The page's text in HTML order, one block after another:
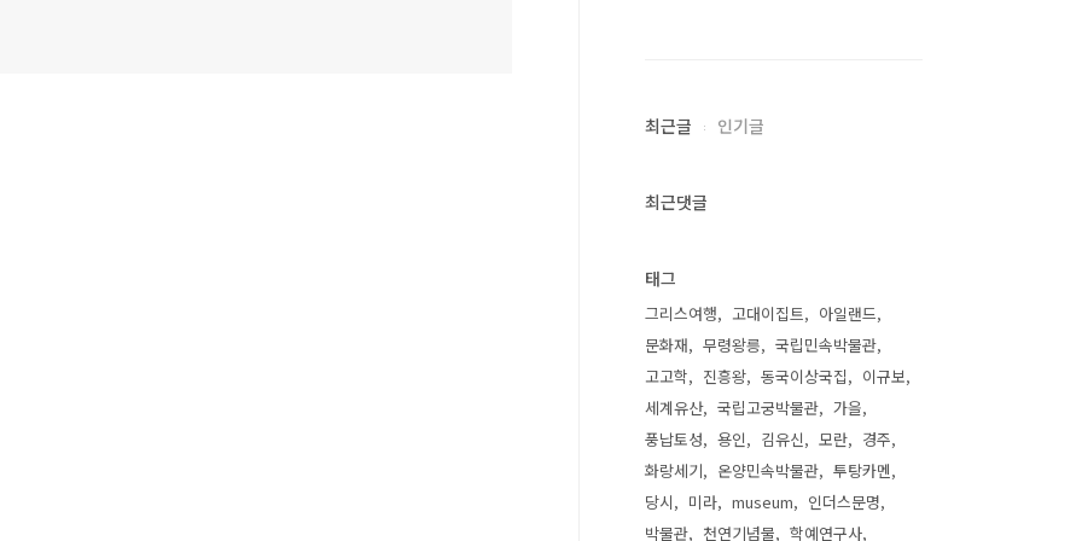
최근글 인기글
최근댓글
태그
그리스여행 고대이집트
아일랜드
문화재
무령왕릉
국립민속박물관
고고학
진흥왕 동국이상국집
이규보
세계유산
국립고궁박물관
가을
풍납토성
용인 김유신 모란
경주
화랑세기
온양민속박물관
투탕카멘
당시
미라 museum
인더스문명
박물관
천연기념물 학예연구사